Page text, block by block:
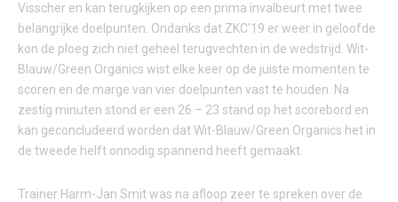
Visscher en kan terugkijken op een prima invalbeurt met twee
belangrijke doelpunten. Ondanks dat ZKC’19 er weer in geloofde
kon de ploeg zich niet geheel terugvechten in de wedstrijd. Wit-
Blauw/Green Organics wist elke keer op de juiste momenten te
scoren en de marge van vier doelpunten vast te houden. Na
zestig minuten stond er een 26 – 23 stand op het scorebord en
kan geconcludeerd worden dat Wit-Blauw/Green Organics het in
de tweede helft onnodig spannend heeft gemaakt.
Trainer Harm-Jan Smit was na afloop zeer te spreken over de